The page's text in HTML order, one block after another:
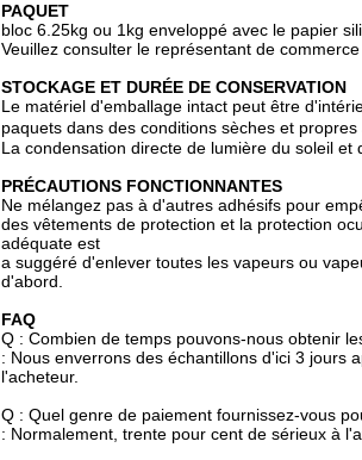
PAQUET
bloc 6.25kg ou 1kg enveloppé avec le papier
Veuillez consulter le représentant de
STOCKAGE ET DURÉE DE CONSERVATION
Le matériel d'emballage intact peut être
paquets dans des conditions sèches et
La condensation directe de lumière du soleil et
PRÉCAUTIONS FONCTIONNANTES
Ne mélangez pas à d'autres adhésifs pour
des vêtements de protection et la protection
adéquate est
a suggéré d'enlever toutes les vapeurs ou
d'abord.
FAQ
Q : Combien de temps pouvons-nous obtenir
: Nous enverrons des échantillons d'ici 3 jours
l'acheteur.
Q : Quel genre de paiement fournissez-vous
: Normalement, trente pour cent de sérieux à